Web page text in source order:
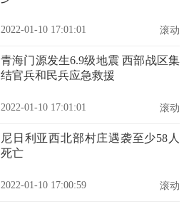
2022-01-10 17:01:01 滚动
青海门源发生6.9级地震 西部战区集
结官兵和民兵应急救援
2022-01-10 17:01:01 滚动
尼日利亚西北部村庄遇袭至少58人
死亡
2022-01-10 17:00:59 滚动